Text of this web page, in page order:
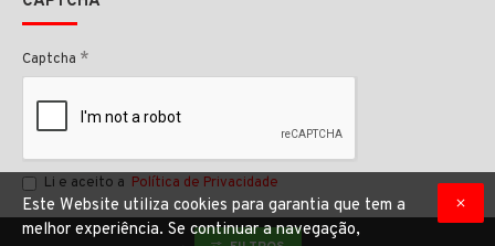
Captcha
Li e aceito a Política de Privacidade
Este Website utiliza cookies para garantia que tem a
melhor experiência. Se continuar a navegação,